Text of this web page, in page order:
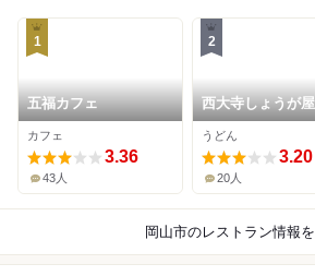
1
五福カフェ
カフェ
3.36
43人
2
西大寺しょうが屋
うどん
3.20
20人
岡山市のレストラン情報